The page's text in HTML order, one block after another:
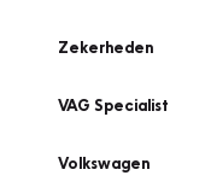
Zekerheden
VAG Specialist
Volkswagen